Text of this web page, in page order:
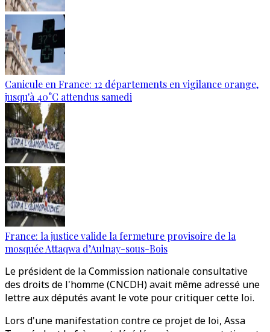
Canicule en France: 12 départements en vigilance orange,
jusqu'à 40°C attendus samedi
France: la justice valide la fermeture provisoire de la
mosquée Attaqwa d’Aulnay-sous-Bois
Le président de la Commission nationale consultative
des droits de l'homme (CNCDH) avait même adressé une
lettre aux députés avant le vote pour critiquer cette loi.
Lors d'une manifestation contre ce projet de loi, Assa